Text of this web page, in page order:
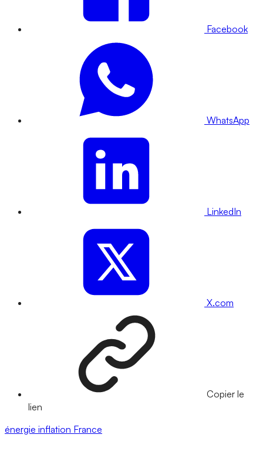
Facebook
WhatsApp
LinkedIn
X.com
Copier le
lien
énergie inflation France